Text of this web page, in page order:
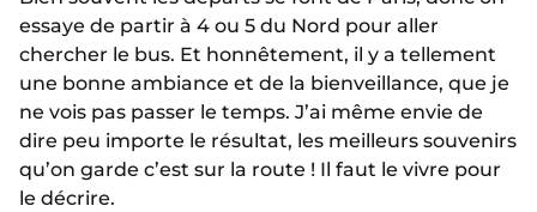
essaye de partir à 4 ou 5 du Nord pour aller
chercher le bus. Et honnêtement, il y a tellement
une bonne ambiance et de la bienveillance, que je
ne vois pas passer le temps. J’ai même envie de
dire peu importe le résultat, les meilleurs souvenirs
qu’on garde c’est sur la route ! Il faut le vivre pour
le décrire.